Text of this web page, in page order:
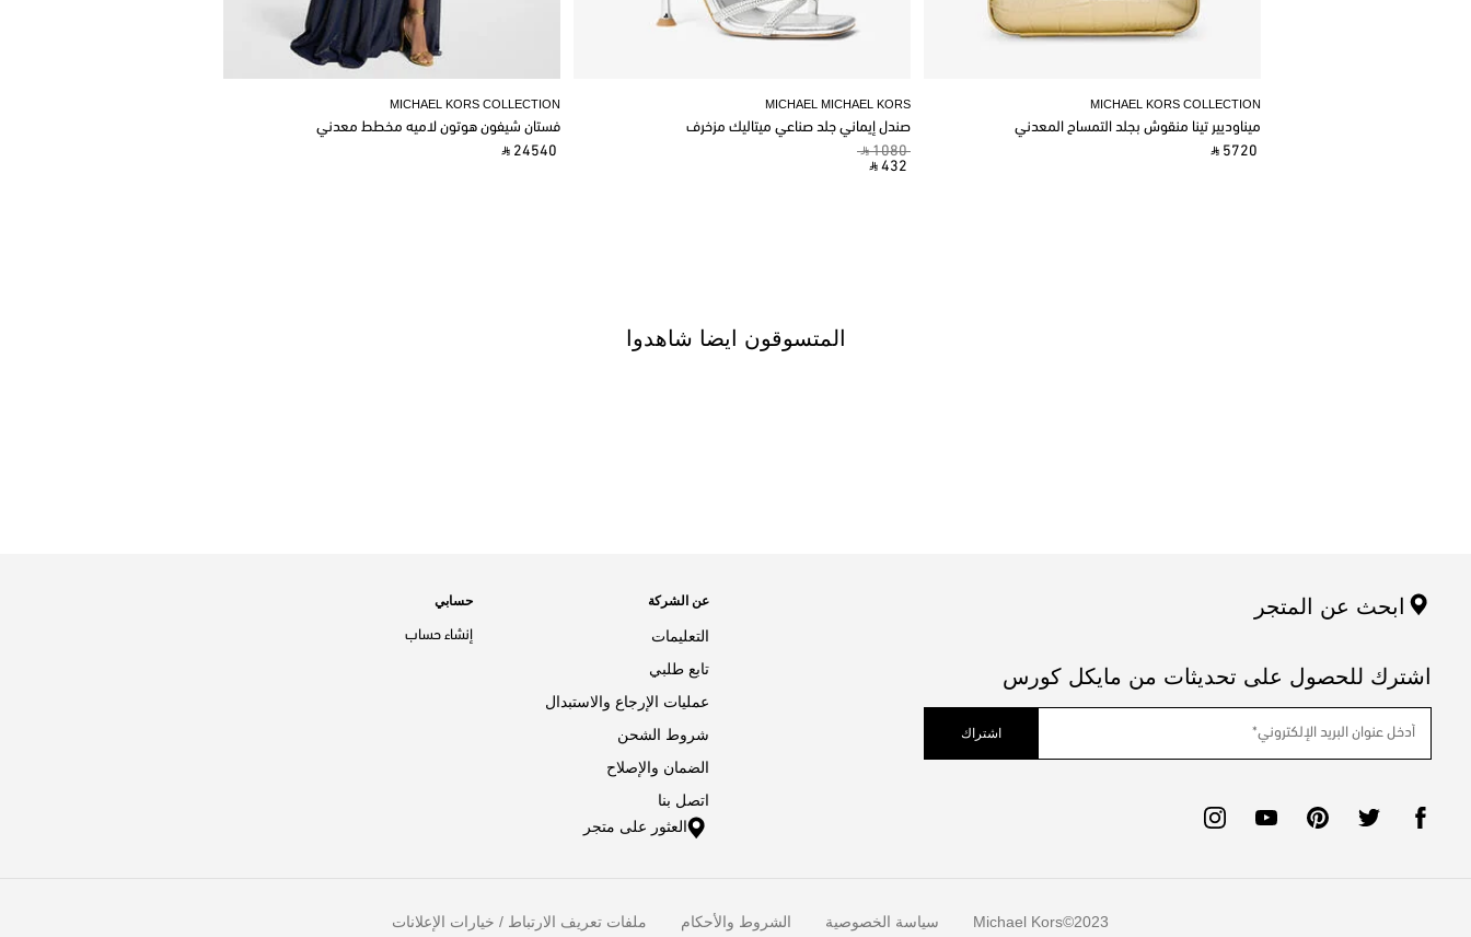
MICHAEL KORS COLLECTION
فستان شيفون هوتون لاميه مخطط معدني
‎ ⃁ 24540 ‎
MICHAEL MICHAEL KORS
صندل إيماني جلد صناعي ميتاليك مزخرف
‎ ⃁ 1080 ‎
‎ ⃁ 432 ‎
MICHAEL KORS COLLECTION
ميناوديير تينا منقوش بجلد التمساح المعدني
‎ ⃁ 5720 ‎
المتسوقون ايضا شاهدوا
ابحث عن المتجر
اشترك للحصول على تحديثات من مايكل كورس
اشتراك
عن الشركة
التعليمات
تابع طلبي
عمليات الإرجاع والاستبدال
شروط الشحن
الضمان والإصلاح
اتصل بنا
العثور على متجر
حسابي
إنشاء حساب
Michael Kors سياسة الخصوصية الشروط والأحكام ملفات تعريف الارتباط / خيارات الإعلانات